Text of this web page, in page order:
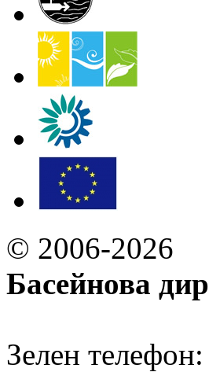
© 2006-2026
Басейнова
Зелен телефон: